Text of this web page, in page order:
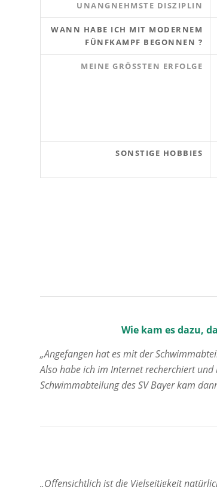
UNANGNEHMSTE DISZIPLIN
WANN HABE ICH MIT MODERNEM
FÜNFKAMPF BEGONNEN ?
MEINE GRÖSSTEN ERFOLGE
SONSTIGE HOBBIES
Wie kam es dazu,
„Angefangen hat es mit der
Also habe ich im Internet recherchiert
Schwimmabteilung des SV Bayer kam
„Offensichtlich ist die Vielseitigkeit